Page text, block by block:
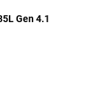
Gen 4.1